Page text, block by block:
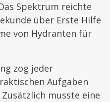
Spektrum reichte
über Erste Hilfe
von Hydranten für
zog jeder
Aufgaben
musste eine